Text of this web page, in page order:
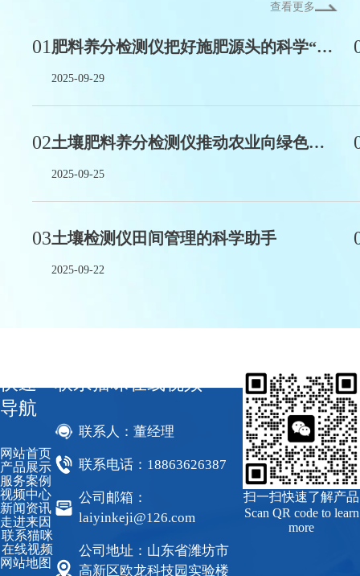
查看更多
01 肥料养分检测仪把好施肥源头的科学“质检员”
2025-09-29
02 土壤肥料养分检测仪推动农业向绿色低碳方向转型
2025-09-25
03土壤检测仪田间管理的科学助手
2025-09-22
快速
导航
网站首页
产品展示
服务案例
视频中心
新闻资讯
走进来因
联系猫咪
在线视频
网站地图
联系猫咪在线视频
联系人：董经理
联系电话：18863626387
公司邮箱：
laiyinkeji@126.com
公司地址：山东省潍坊市
高新区欧龙科技园实验楼
扫一扫快速了解产品
Scan QR code to learn
more